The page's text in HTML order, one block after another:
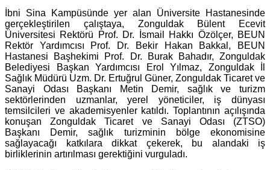
İbni Sina Kampüsünde yer alan Üniversite Hastanesinde
gerçekleştirilen çalıştaya, Zonguldak Bülent Ecevit
Üniversitesi Rektörü Prof. Dr. İsmail Hakkı Özölçer, BEUN
Rektör Yardımcısı Prof. Dr. Bekir Hakan Bakkal, BEUN
Hastanesi Başhekimi Prof. Dr. Burak Bahadır, Zonguldak
Belediyesi Başkan Yardımcısı Erol Yılmaz, Zonguldak İl
Sağlık Müdürü Uzm. Dr. Ertuğrul Güner, Zonguldak Ticaret ve
Sanayi Odası Başkanı Metin Demir, sağlık ve turizm
sektörlerinden uzmanlar, yerel yöneticiler, iş dünyası
temsilcileri ve akademisyenler katıldı. Toplantının açılışında
konuşan Zonguldak Ticaret ve Sanayi Odası (ZTSO)
Başkanı Demir, sağlık turizminin bölge ekonomisine
sağlayacağı katkılara dikkat çekerek, bu alandaki iş
birliklerinin artırılması gerektiğini vurguladı.